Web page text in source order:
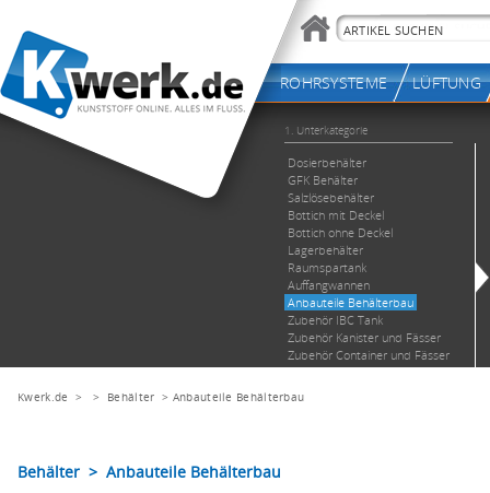
Kwerk.de > > Behälter > Anbauteile Behälterbau
Behälter > Anbauteile Behälterbau